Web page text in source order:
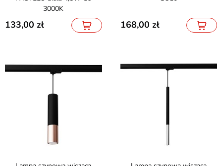
3000K
133,00 168,00